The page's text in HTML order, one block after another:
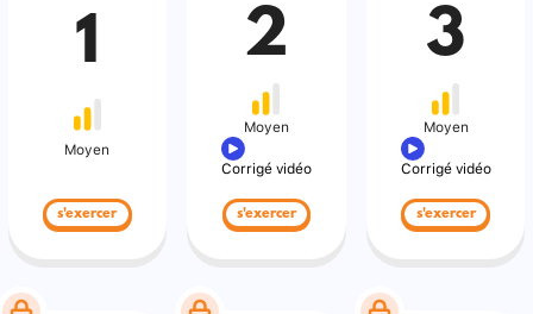
1
Moyen
s'exercer
2
Moyen
Corrigé vidéo
s'exercer
3
Moyen
Corrigé vidéo
s'exercer